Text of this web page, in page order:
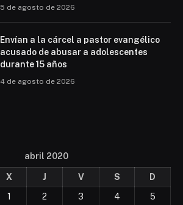
5 de agosto de 2026
Envían a la cárcel a pastor evangélico
acusado de abusar a adolescentes
durante 15 años
4 de agosto de 2026
abril 2020
X J V S
D
1
2 3 4
5